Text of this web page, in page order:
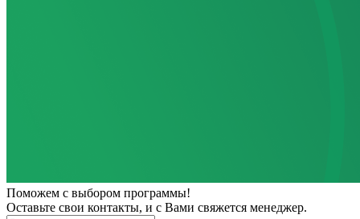
Поможем с выбором программы!
Оставьте свои контакты, и с Вами свяжется менеджер.